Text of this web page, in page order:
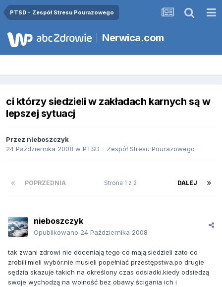
PTSD - Zespół Stresu Pourazowego
Nerwica.com
ci którzy siedzieli w zakładach karnych są w
lepszej sytuacj
Przez nieboszczyk
24 Października 2008 w PTSD - Zespół Stresu Pourazowego
POPRZEDNIA DALEJ
Strona 1 z 2
nieboszczyk
Opublikowano 24 Października 2008
tak zwani zdrowi nie doceniają tego co mają.siedzieli zato co
zrobili.mieli wybór.nie musieli popełniać przestępstwa.po drugie
sędzia skazuje takich na określony czas odsiadki.kiedy odsiedzą
swoje wychodzą na wolność bez obawy ścigania ich i